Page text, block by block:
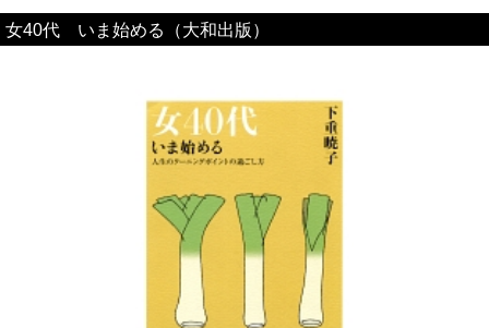
女40代 いま始める（大和出版）